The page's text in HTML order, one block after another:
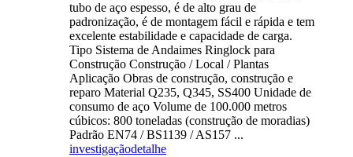
tubo de aço espesso, é de alto grau de
padronização, é de montagem fácil e rápida e tem
excelente estabilidade e capacidade de carga.
Tipo Sistema de Andaimes Ringlock para
Construção Construção / Local / Plantas
Aplicação Obras de construção, construção e
reparo Material Q235, Q345, SS400 Unidade de
consumo de aço Volume de 100.000 metros
cúbicos: 800 toneladas (construção de moradias)
Padrão EN74 / BS1139 / AS157 ...
investigaçãodetalhe